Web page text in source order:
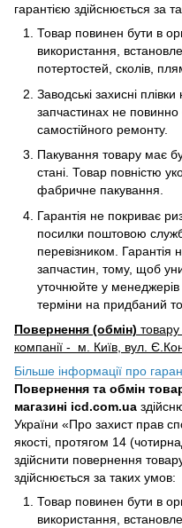
гарантією здійснюється за
Товар повинен бути в
використання,
потертостей, сколів,
Заводські захисні
запчастинах не повинно
самостійного ремонту.
Пакування товару має
стані. Товар повністю
фабричне пакування.
Гарантія не покриває
посилки поштовою
перевізником.
запчастин, тому, щоб
уточнюйте у менеджерів
терміни на придбаний
Повернення (обмін)
компанії - м. Київ, вул.
Більше інформації про
Повернення та обмін
магазині icd.com.ua
України «Про захист прав
якості, протягом 14
здійснити повернення
здійснюється за таких умов:
Товар повинен бути в
використання,